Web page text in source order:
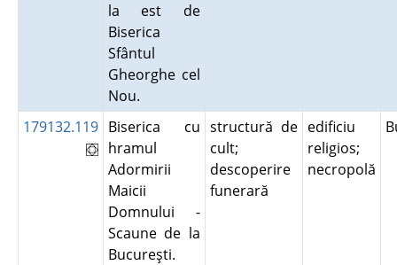
la est de
Biserica
Sfântul
Gheorghe cel
Nou.
179132.119 Biserica cu
hramul
Adormirii
Maicii
Domnului -
Scaune de la
Bucureşti.
structură de
cult;
descoperire
funerară
edificiu
religios;
necropolă